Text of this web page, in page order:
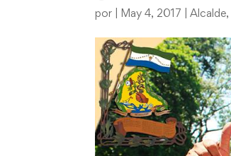
por May 4, 2017 |Alcalde,